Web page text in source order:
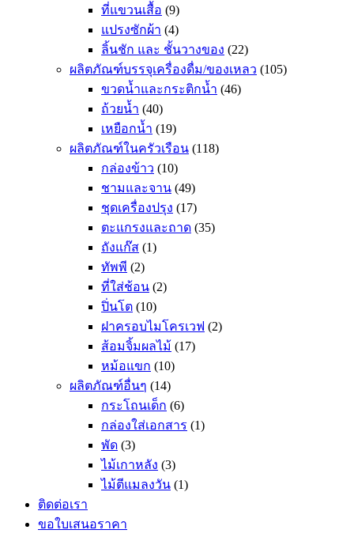
ที่แขวนเสื้อ (9)
แปรงซักผ้า (4)
ลิ้นชัก และ ชั้นวางของ (22)
ผลิตภัณฑ์บรรจุเครื่องดื่ม/ของเหลว (105)
ขวดน้ำและกระติกน้ำ (46)
ถ้วยน้ำ (40)
เหยือกน้ำ (19)
ผลิตภัณฑ์ในครัวเรือน (118)
กล่องข้าว (10)
ชามและจาน (49)
ชุดเครื่องปรุง (17)
ตะแกรงและถาด (35)
ถังแก๊ส (1)
ทัพพี (2)
ที่ใส่ช้อน (2)
ปิ่นโต (10)
ฝาครอบไมโครเวฟ (2)
ส้อมจิ้มผลไม้ (17)
หม้อแขก (10)
ผลิตภัณฑ์อื่นๆ (14)
กระโถนเด็ก (6)
กล่องใส่เอกสาร (1)
พัด (3)
ไม้เกาหลัง (3)
ไม้ตีแมลงวัน (1)
ติดต่อเรา
ขอใบเสนอราคา